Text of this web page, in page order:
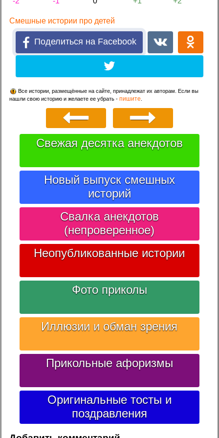
Смешные истории про детей
Поделиться на Facebook
Все истории, размещённые на сайте, принадлежат их авторам. Если вы
нашли свою историю и желаете ее убрать -пишите
Свежая десятка анекдотов
Новый выпуск смешных
историй
Свалка анекдотов
(непроверенное)
Неопубликованные истории
Фото приколы
Иллюзии и обман зрения
Прикольные афоризмы
Оригинальные тосты и
поздравления